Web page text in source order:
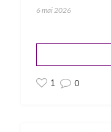
6 mai 2026
1 0